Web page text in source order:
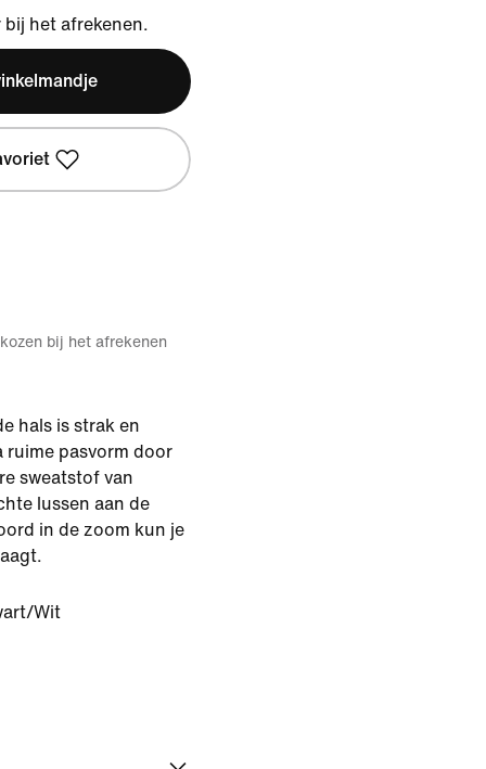
het afrekenen.
bij het afrekenen
hals is strak en
ruime pasvorm door
sweatstof van
lussen aan de
in de zoom kun je
Wit